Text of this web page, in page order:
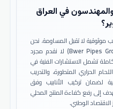
في العراق
موثوقية لا تقبل المساومة. نحن
لا نقدم مجرد
تشمل الاستشارات الفنية في
الحراري المتطورة، والتدريب
لضمان تركيب الأنابيب وفق
إلى رفع كفاءة المنتج المحلي
الوطني.